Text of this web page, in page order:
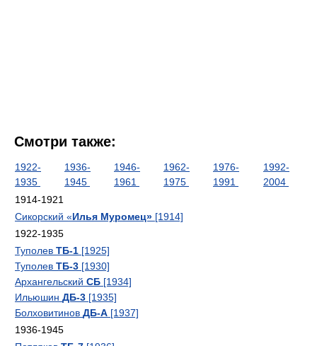
Смотри также:
1922-
1935
1936-
1945
1946-
1961
1962-
1975
1976-
1991
1992-
2004
1914-1921
Сикорский «Илья Муромец» [1914]
1922-1935
Туполев ТБ-1 [1925]
Туполев ТБ-3 [1930]
Архангельский СБ [1934]
Ильюшин ДБ-3 [1935]
Болховитинов ДБ-А [1937]
1936-1945